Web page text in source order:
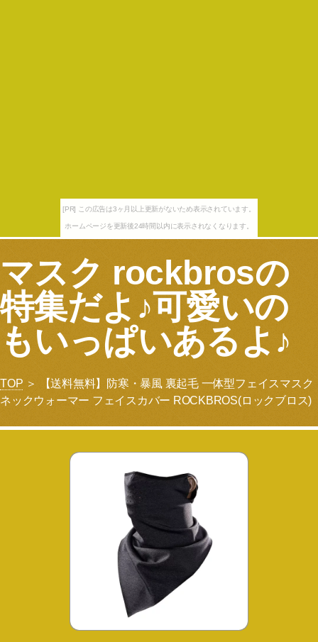
[PR] この広告は3ヶ月以上更新がないため表示されています。
ホームページを更新後24時間以内に表示されなくなります。
マスク rockbrosの
特集だよ♪可愛いの
もいっぱいあるよ♪
TOP ＞ 【送料無料】防寒・暴風 裏起毛 一体型フェイスマスク
ネックウォーマー フェイスカバー ROCKBROS(ロックブロス)